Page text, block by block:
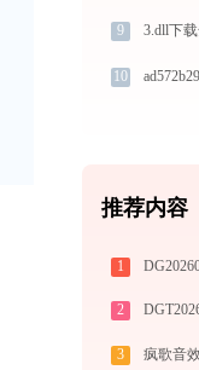
9
10
推荐内容
1
2
3